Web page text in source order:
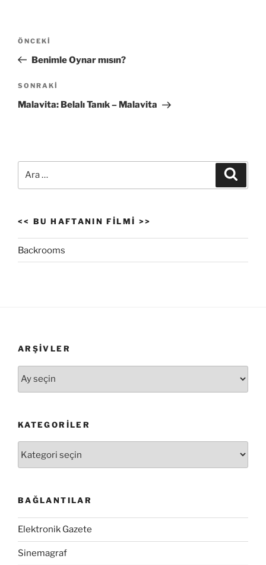
Yazı
Önceki
Yazı
ÖNCEKI
Benimle Oynar mısın?
Sonraki
Yazı
SONRAKI
Malavita: Belalı Tanık – Malavita
<< BU HAFTANIN FILMI >>
Backrooms
ARŞIVLER
KATEGORILER
BAĞLANTILAR
Elektronik Gazete
Sinemagraf